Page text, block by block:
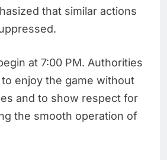
that similar actions
at 7:00 PM. Authorities
enjoy the game without
and to show respect for
the smooth operation of